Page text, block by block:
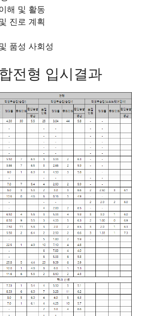
해 및 활동
진로 계획
품성 사회성
전형 입시결과